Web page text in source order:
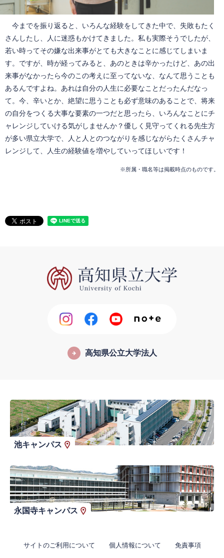
今までを振り返ると、いろんな経験をしてきた中で、失敗もたく
さんしたし、人に迷惑もかけてきました。私も実際そうでしたが、
若い時ってその嫌な出来事がとても大きなことに感じてしまいま
す。ですが、時が経ってみると、あのときは辛かったけど、あの出
来事がなかったら今のこの考えに至ってないな、なんて思うことも
あるんですよね。あれは自分の人生に必要なことだったんだなっ
て。今、辛いとか、絶望に思うことも必ず意味のあることで、将来
の自分をつくる大事な要素の一つだと思ったら、いろんなことにチ
ャレンジしていける気がしませんか？優しく見守ってくれる先生方
が多い県立大学で、人と人とのつながりを感じながらたくさんチャ
レンジして、人生の経験値を増やしていってほしいです！
※所属・職名等は掲載時点のものです。
高知県公立大学法人
池キャンパス
永国寺キャンパス
サイトのご利用について 個人情報について 免責事項